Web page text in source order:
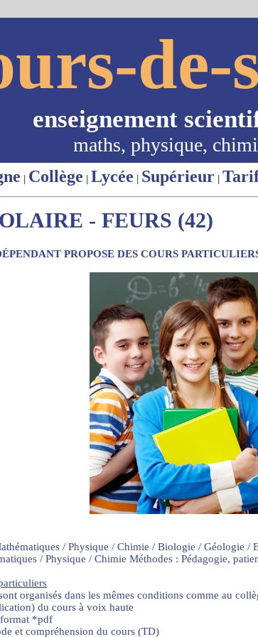
de-
enseignement
maths, physique,
| Collège | Lycée | Supérieur |
- FEURS (42)
PROPOSE DES COURS
/ Physique / Chimie / Biologie / Géologie /
/ Physique / Chimie Méthodes : Pédagogie,
organisés dans les mêmes conditions comme au
du cours à voix haute
format *pdf
et compréhension du cours (TD)